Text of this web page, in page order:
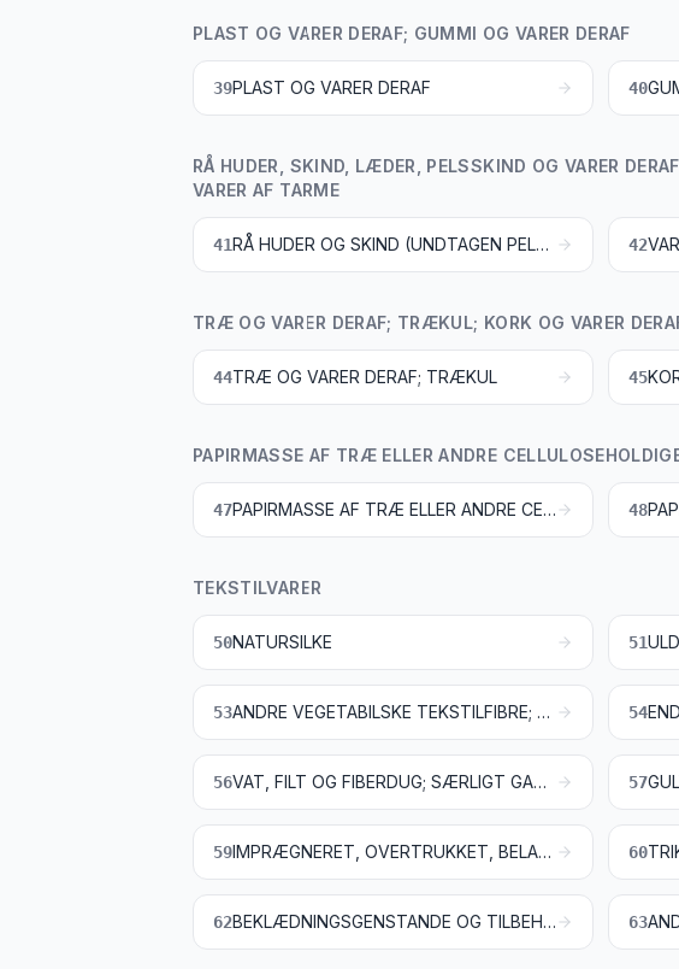
PLAST OG VARER DERAF; GUMMI OG VARER DERAF
39PLAST OG VARER DERAF 40
RÅ HUDER, SKIND, LÆDER, PELSSKIND OG VARER
VARER AF TARME
41 RÅ HUDER OG SKIND (UNDTAGEN PELSSKIND) SAMT LÆDER 42
TRÆ OG VARER DERAF; TRÆKUL; KORK OG VARER
44TRÆ OG VARER DERAF; TRÆKUL 45
PAPIRMASSE AF TRÆ ELLER ANDRE
47 PAPIRMASSE AF TRÆ ELLER ANDRE CELLULOSEHOLDIGE MATERIALER; GENBRUGSPAPIR OG -PAP (AFFALD) 48
TEKSTILVARER
50NATURSILKE 51
53 ANDRE VEGETABILSKE TEKSTILFIBRE; PAPIRGARN OG VÆVET STOF AF PAPIRGARN 54
56 VAT, FILT OG FIBERDUG; SÆRLIGT GARN; SEJLGARN, REB OG TOVVÆRK SAMT VARER DERAF 57
59 IMPRÆGNERET, OVERTRUKKET, BELAGT ELLER LAMINERET TEKSTILSTOF; TEKNISKE VARER AF TEKSTIL 60
62 BEKLÆDNINGSGENSTANDE OG TILBEHØR TIL BEKLÆDNINGSGENSTANDE, UNDTAGEN VARER AF TRIKOTAGE 63